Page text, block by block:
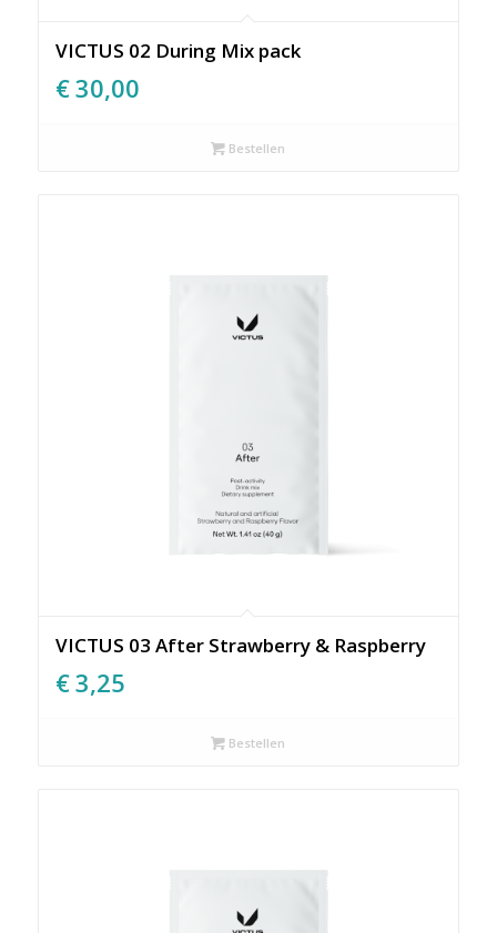
VICTUS 02 During Mix pack
€30,00
Bestellen
VICTUS 03 After Strawberry & Raspberry
€3,25
Bestellen